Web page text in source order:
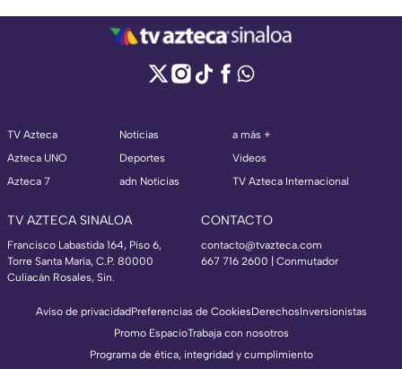
TV Azteca
Azteca UNO
Azteca 7
Noticias
Deportes
adn Noticias
a más +
Videos
TV Azteca Internacional
TV AZTECA SINALOA
Francisco Labastida 164, Piso 6,
Torre Santa María, C.P. 80000
Culiacán Rosales, Sin.
CONTACTO
contacto@tvazteca.com
667 716 2600 | Conmutador
Aviso de privacidadPreferencias de CookiesDerechosInversionistas
Promo EspacioTrabaja con nosotros
Programa de ética, integridad y cumplimiento